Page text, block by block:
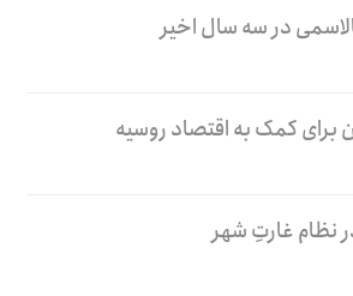
برای کمک به اقتصاد روسیه
نظام غارتِ شهر